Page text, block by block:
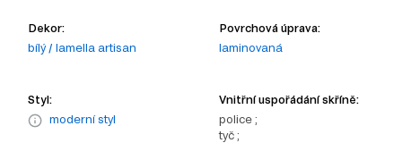
Dekor:
bílý / lamella artisan
Povrchová úprava:
laminovaná
Styl:
moderní styl
Vnitřní uspořádání skříně:
police ;
tyč ;